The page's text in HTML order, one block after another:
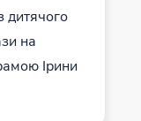
дитячого
на
Ірини